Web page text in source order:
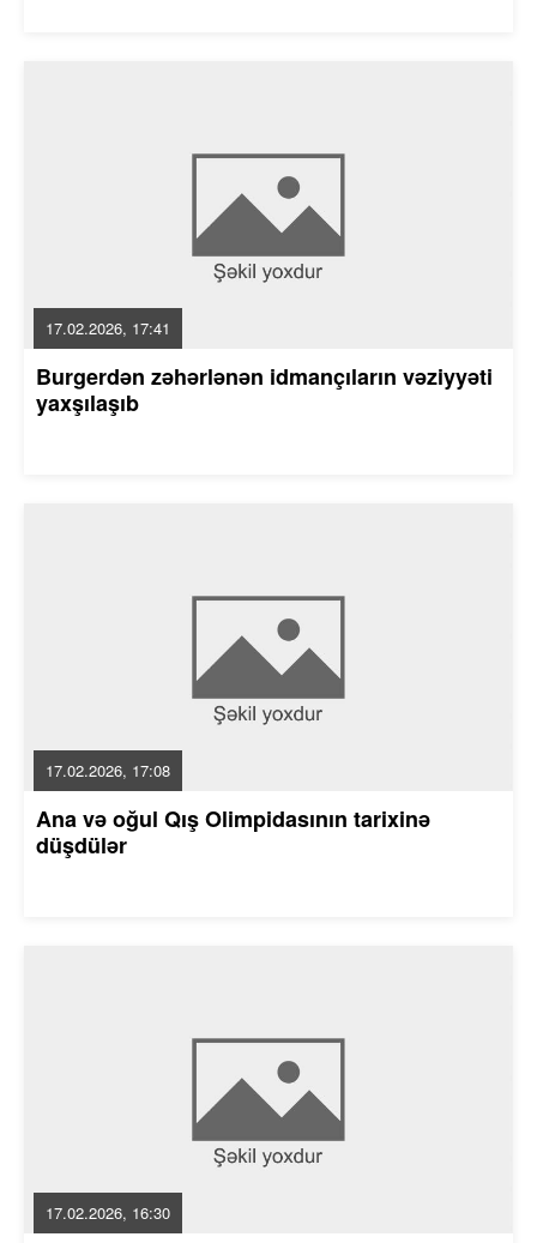
17.02.2026, 17:41
Burgerdən zəhərlənən idmançıların vəziyyəti
yaxşılaşıb
17.02.2026, 17:08
Ana və oğul Qış Olimpidasının tarixinə
düşdülər
17.02.2026, 16:30